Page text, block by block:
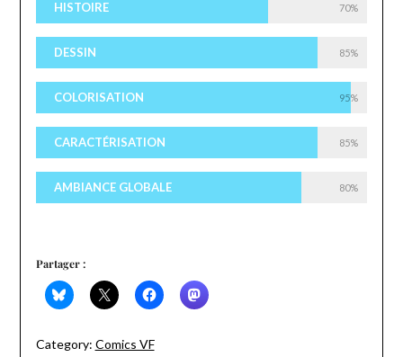
HISTOIRE 70%
DESSIN 85%
COLORISATION 95%
CARACTÉRISATION 85%
AMBIANCE GLOBALE 80%
Partager :
Category: Comics VF